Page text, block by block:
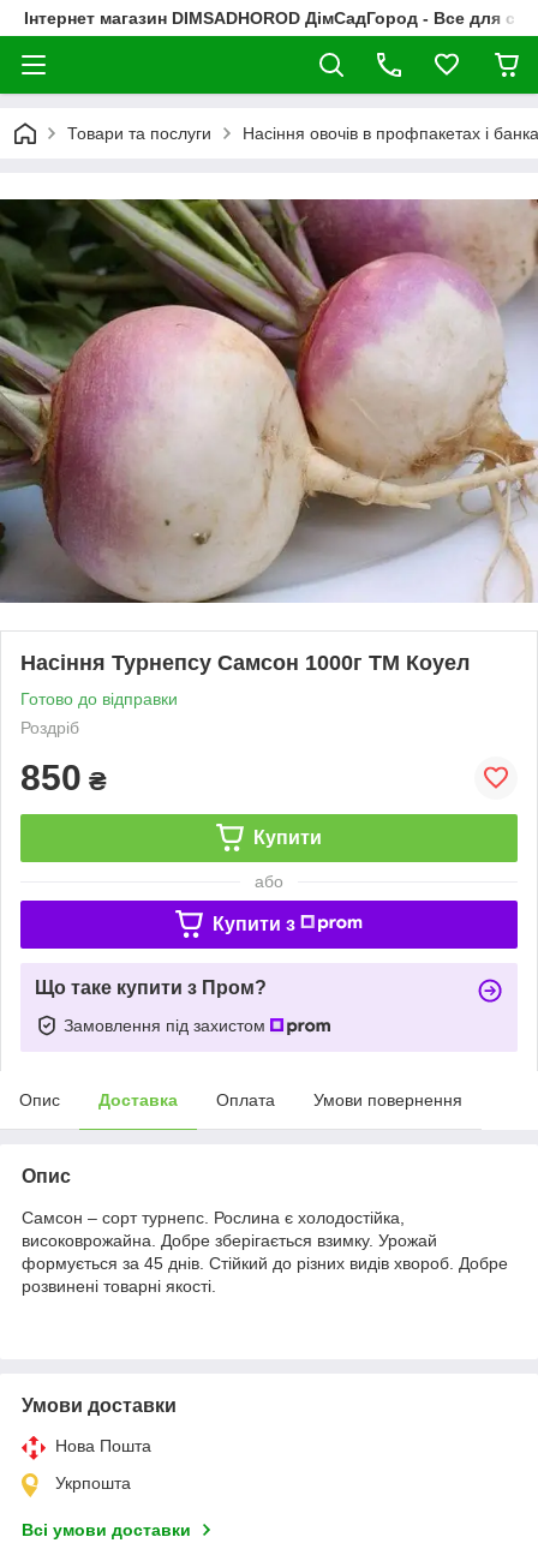
Інтернет магазин DIMSADHOROD ДімСадГород - Все для
Товари та послуги Насіння овочів в профпакетах і
Насіння Турнепсу Самсон 1000г ТМ Коуел
Готово до відправки
Роздріб
850 ₴
Купити
або
Купити з
Що таке купити з Пром?
Замовлення під захистом
Опис Доставка Оплата Умови повернення
Опис
Самсон – сорт турнепс. Рослина є холодостійка,
високоврожайна. Добре зберігається взимку. Урожай
формується за 45 днів. Стійкий до різних видів хвороб. Добре
розвинені товарні якості.
Умови доставки
Нова Пошта
Укрпошта
Всі умови доставки